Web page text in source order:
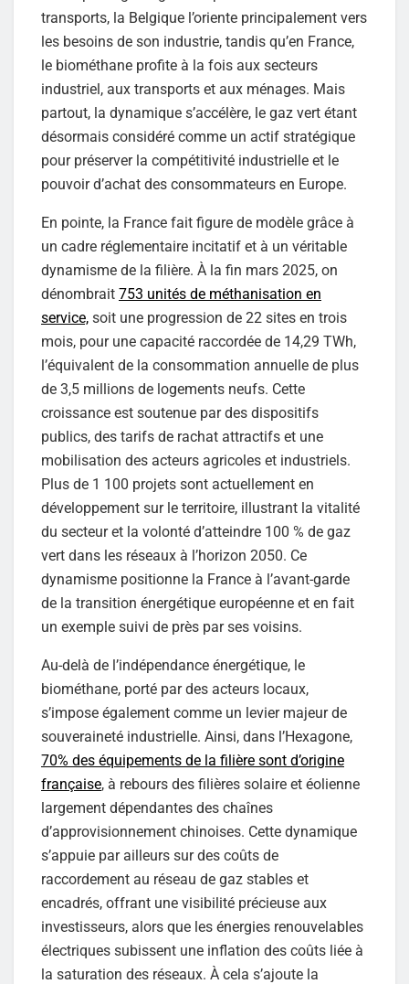
transports, la Belgique l’oriente principalement vers
les besoins de son industrie, tandis qu’en France,
le biométhane profite à la fois aux secteurs
industriel, aux transports et aux ménages. Mais
partout, la dynamique s’accélère, le gaz vert étant
désormais considéré comme un actif stratégique
pour préserver la compétitivité industrielle et le
pouvoir d’achat des consommateurs en Europe.
En pointe, la France fait figure de modèle grâce à
un cadre réglementaire incitatif et à un véritable
dynamisme de la filière. À la fin mars 2025, on
dénombrait 753 unités de méthanisation en
service, soit une progression de 22 sites en trois
mois, pour une capacité raccordée de 14,29 TWh,
l’équivalent de la consommation annuelle de plus
de 3,5 millions de logements neufs. Cette
croissance est soutenue par des dispositifs
publics, des tarifs de rachat attractifs et une
mobilisation des acteurs agricoles et industriels.
Plus de 1 100 projets sont actuellement en
développement sur le territoire, illustrant la vitalité
du secteur et la volonté d’atteindre 100 % de gaz
vert dans les réseaux à l’horizon 2050. Ce
dynamisme positionne la France à l’avant-garde
de la transition énergétique européenne et en fait
un exemple suivi de près par ses voisins.
Au-delà de l’indépendance énergétique, le
biométhane, porté par des acteurs locaux,
s’impose également comme un levier majeur de
souveraineté industrielle. Ainsi, dans l’Hexagone,
70% des équipements de la filière sont d’origine
française, à rebours des filières solaire et éolienne
largement dépendantes des chaînes
d’approvisionnement chinoises. Cette dynamique
s’appuie par ailleurs sur des coûts de
raccordement au réseau de gaz stables et
encadrés, offrant une visibilité précieuse aux
investisseurs, alors que les énergies renouvelables
électriques subissent une inflation des coûts liée à
la saturation des réseaux. À cela s’ajoute la